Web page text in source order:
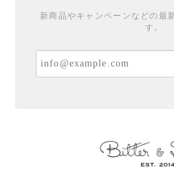
新商品やキャンペーンなどの最
す。